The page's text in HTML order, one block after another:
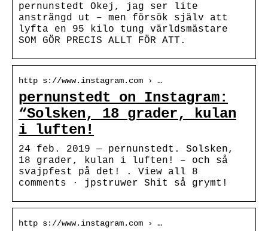
pernunstedt Okej, jag ser lite
ansträngd ut – men försök själv att
lyfta en 95 kilo tung världsmästare
SOM GÖR PRECIS ALLT FÖR ATT.
http s://www.instagram.com › …
pernunstedt on Instagram:
“Solsken, 18 grader, kulan
i luften!
24 feb. 2019 — pernunstedt. Solsken,
18 grader, kulan i luften! – och så
svajpfest på det! . View all 8
comments · jpstruwer Shit så grymt!
http s://www.instagram.com › …